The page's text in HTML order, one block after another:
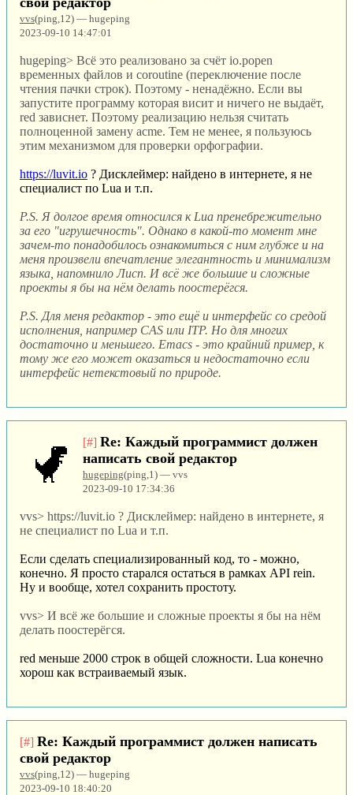
vvs(ping,12) — hugeping
2023-09-10 14:47:01
hugeping> Всё это реализовано за счёт io.popen
временных файлов и coroutine (переключение после
чтения пачки строк). Поэтому - ненадёжно. Если вы
запустите программу которая висит и ничего не выдаёт,
red зависнет. Поэтому реализацию нельзя считать
полноценной замену acme. Тем не менее, я пользуюсь
этим механизмом для проверки орфографии.
https://luvit.io ? Дисклеймер: найдено в интернете, я не
специалист по Lua и т.п.
P.S. Я долгое время относился к Lua пренебрежительно
за его "игрушечность". Однако в какой-то момент мне
зачем-то понадобилось ознакомиться с ним глубже и на
меня произвели впечатление элегантность и минимализм
языка, напомнило Лисп. И всё же большие и сложные
проекты я бы на нём делать поостерёгся.
P.S. Для меня редактор - это ещё и интерфейс со средой
исполнения, например CAS или ITP. Но для многих
достаточно и меньшего. Emacs - это крайний пример, к
тому же его может оказаться и недостаточно если
интерфейс нетекстовый по природе.
[#] Re: Каждый программист должен
написать свой редактор
hugeping(ping,1) — vvs
2023-09-10 17:34:36
vvs> https://luvit.io ? Дисклеймер: найдено в интернете, я
не специалист по Lua и т.п.
Если сделать специализированный код, то - можно,
конечно. Я просто старался остаться в рамках API rein.
Ну и вообще, хотел сохранить простоту.
vvs> И всё же большие и сложные проекты я бы на нём
делать поостерёгся.
red меньше 2000 строк в общей сложности. Lua конечно
хорош как встраиваемый язык.
[#] Re: Каждый программист должен написать
свой редактор
vvs(ping,12) — hugeping
2023-09-10 18:40:20